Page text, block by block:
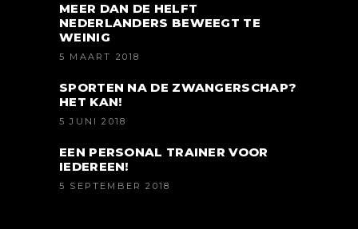
MEER DAN DE HELFT
NEDERLANDERS BEWEEGT TE
WEINIG
5 MAART 2018
SPORTEN NA DE ZWANGERSCHAP?
HET KAN!
5 JUNI 2018
EEN PERSONAL TRAINER VOOR
IEDEREEN!
5 SEPTEMBER 2018